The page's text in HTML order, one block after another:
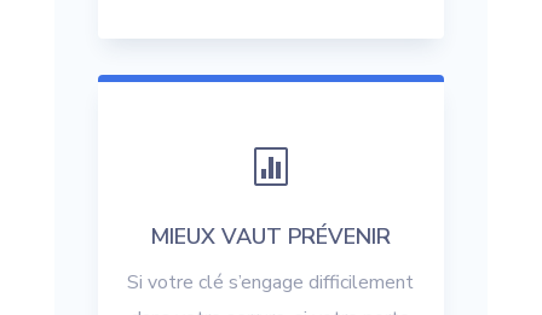

MIEUX VAUT PRÉVENIR
Si votre clé s’engage difficilement